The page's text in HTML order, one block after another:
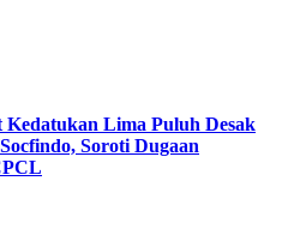
Lima Puluh Desak
Soroti Dugaan